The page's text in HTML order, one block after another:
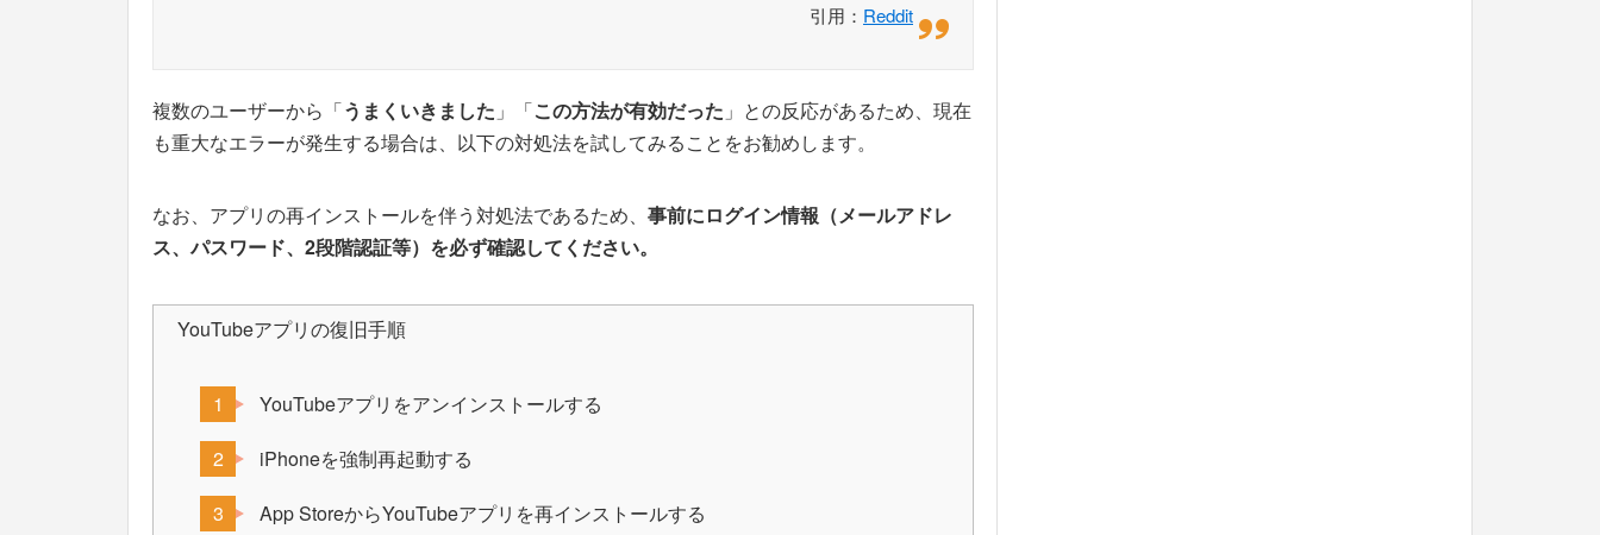
引用： Reddit
複数のユーザーから「うまくいきました 」「この方法が有効だった 」との反応があるため、現在
も重大なエラーが発生する場合は、以下の対処法を試してみることをお勧めします。
なお、アプリの再インストールを伴う対処法であるため、 事前にログイン情報（メールアドレ
ス、パスワード、2段階認証等）を必ず確認してください。
YouTubeアプリの復旧手順
YouTubeアプリをアンインストールする
iPhoneを強制再起動する
App StoreからYouTubeアプリを再インストールする